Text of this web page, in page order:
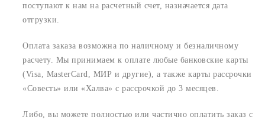
поступают к нам на расчетный счет, назначается дата
отгрузки.
Оплата заказа возможна по наличному и безналичному
расчету. Мы принимаем к оплате любые банковские карты
(Visa, MasterCard, МИР и другие), а также карты рассрочки
«Совесть» или «Халва» с рассрочкой до 3 месяцев.
Либо, вы можете полностью или частично оплатить заказ с